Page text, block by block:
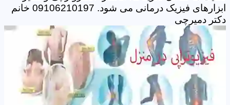
ابزارهای فیزیک درمانی می شود. 09106210197 خانم
دکتر دمیرچی